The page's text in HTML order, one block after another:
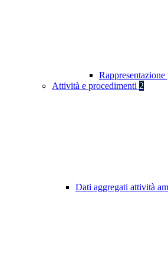
Rappresentazione
Attività e procedimenti 2
Dati aggregati attività